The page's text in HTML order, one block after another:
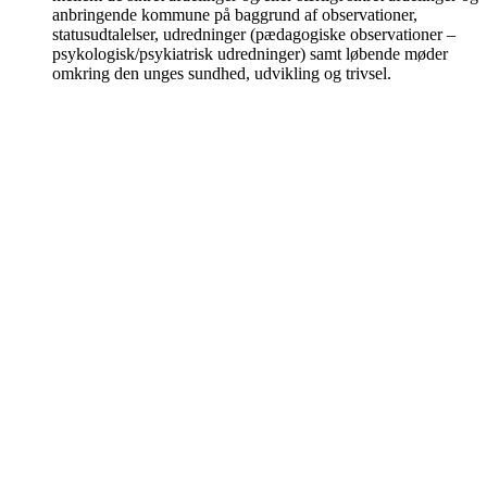
anbringende kommune på baggrund af observationer,
statusudtalelser, udredninger (pædagogiske observationer –
psykologisk/psykiatrisk udredninger) samt løbende møder
omkring den unges sundhed, udvikling og trivsel.